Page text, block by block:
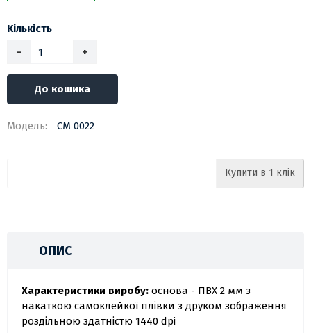
Кількість
-
+
До кошика
Модель: СМ 0022
Купити в 1 клік
ОПИС
Характеристики виробу: основа - ПВХ 2 мм з
накаткою самоклейкої плівки з друком зображення
роздільною здатністю 1440 dpi